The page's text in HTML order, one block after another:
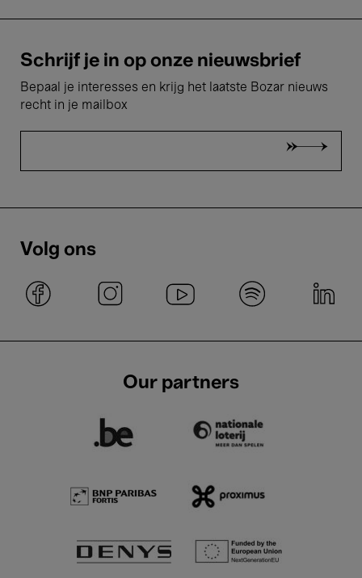
Schrijf je in op onze nieuwsbrief
Bepaal je interesses en krijg het laatste Bozar nieuws
recht in je mailbox
Volg ons
Our partners